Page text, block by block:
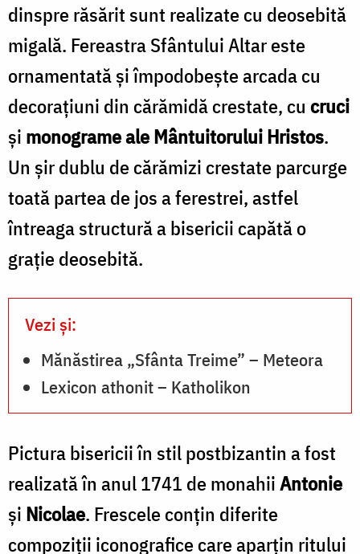
dinspre răsărit sunt realizate cu deosebită
migală. Fereastra Sfântului Altar este
ornamentată şi împodobeşte arcada cu
decoraţiuni din cărămidă crestate, cu cruci
şi monograme ale Mântuitorului Hristos.
Un şir dublu de cărămizi crestate parcurge
toată partea de jos a ferestrei, astfel
întreaga structură a bisericii capătă o
graţie deosebită.
Vezi și:
Mănăstirea „Sfânta Treime” – Meteora
Lexicon athonit – Katholikon
Pictura bisericii în stil postbizantin a fost
realizată în anul 1741 de monahiiAntonie
şi Nicolae. Frescele conţin diferite
compoziţii iconografice care aparţin ritului